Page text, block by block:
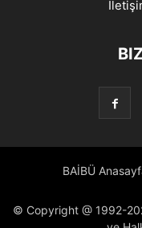
BAİBÜ
© Copyright @ 1992-